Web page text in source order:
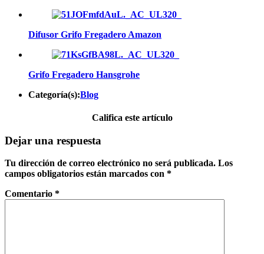
Difusor Grifo Fregadero Amazon
Grifo Fregadero Hansgrohe
Categoría(s):Blog
Califica este artículo
Dejar una respuesta
Tu dirección de correo electrónico no será publicada. Los
campos obligatorios están marcados con *
Comentario *